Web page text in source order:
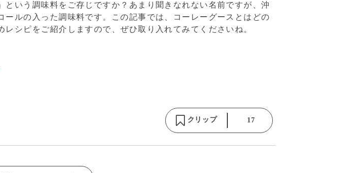
という調味料をご存じですか？あまり聞きなれない名前ですが、沖
ールの入った調味料です。この記事では、コーレーグースとはどの
シピをご紹介しますので、ぜひ取り入れてみてくださいね。
クリップ 17